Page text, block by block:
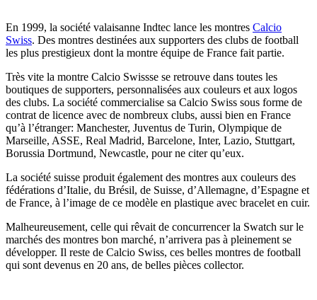
En 1999, la société valaisanne Indtec lance les montres Calcio
Swiss. Des montres destinées aux supporters des clubs de football
les plus prestigieux dont la montre équipe de France fait partie.
Très vite la montre Calcio Swissse se retrouve dans toutes les
boutiques de supporters, personnalisées aux couleurs et aux logos
des clubs. La société commercialise sa Calcio Swiss sous forme de
contrat de licence avec de nombreux clubs, aussi bien en France
qu’à l’étranger: Manchester, Juventus de Turin, Olympique de
Marseille, ASSE, Real Madrid, Barcelone, Inter, Lazio, Stuttgart,
Borussia Dortmund, Newcastle, pour ne citer qu’eux.
La société suisse produit également des montres aux couleurs des
fédérations d’Italie, du Brésil, de Suisse, d’Allemagne, d’Espagne et
de France, à l’image de ce modèle en plastique avec bracelet en cuir.
Malheureusement, celle qui rêvait de concurrencer la Swatch sur le
marchés des montres bon marché, n’arrivera pas à pleinement se
développer. Il reste de Calcio Swiss, ces belles montres de football
qui sont devenus en 20 ans, de belles pièces collector.